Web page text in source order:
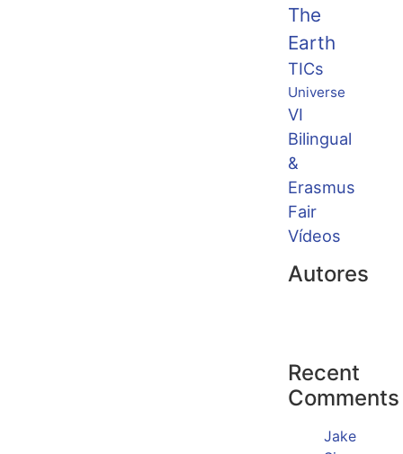
The
Earth
TICs
Universe
VI
Bilingual
&
Erasmus
Fair
Vídeos
Autores
Recent
Comments
Jake